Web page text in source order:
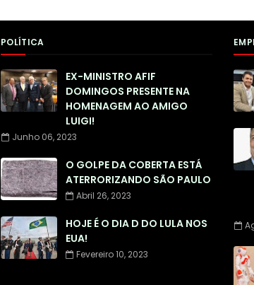
POLÍTICA
EX-MINISTRO AFIF
DOMINGOS PRESENTE NA
HOMENAGEM AO AMIGO
LUIGI!
Junho 06, 2023
O GOLPE DA COBERTA ESTÁ
ATERRORIZANDO SÃO PAULO
Abril 26, 2023
HOJE É O DIA D DO LULA NOS
EUA!
Fevereiro 10, 2023